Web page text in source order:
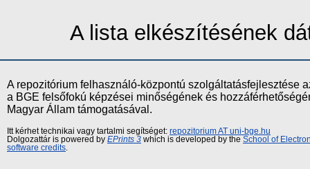
A lista elkészítésének
A repozitórium felhasználó-központú szolgáltatásfejlesztése
a BGE felsőfokú képzései minőségének és
Magyar Állam támogatásával.
Itt kérhet technikai vagy tartalmi segítséget: repozitorium AT uni-bge.hu
Dolgozattár is powered by EPrints 3 which is developed by the School of
software credits